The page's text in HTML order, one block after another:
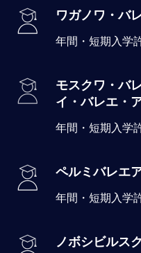
ワガノワ・バ
年間・短期入学
モスクワ・バ
イ・バレエ・
年間・短期入学
ペルミバレエ
年間・短期入学
ノボシビルス